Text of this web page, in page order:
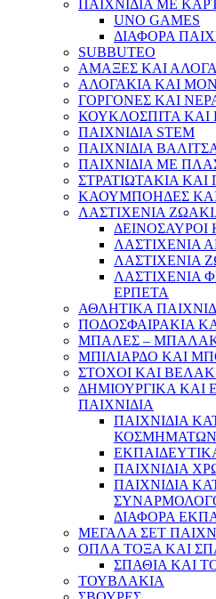
ΠΑΙΧΝΙΔΙΑ ΜΕ
UNO GAMES
ΔΙΑΦΟΡΑ
SUBBUTEO
ΑΜΑΞΕΣ ΚΑΙ ΑΛΟΓΑ
ΑΛΟΓΑΚΙΑ ΚΑΙ
ΓΟΡΓΟΝΕΣ ΚΑΙ
ΚΟΥΚΛΟΣΠΙΤΑ ΚΑΙ
ΠΑΙΧΝΙΔΙΑ STEM
ΠΑΙΧΝΙΔΙΑ
ΠΑΙΧΝΙΔΙΑ ΜΕ
ΣΤΡΑΤΙΩΤΑΚΙΑ ΚΑΙ
ΚΑΟΥΜΠΟΗΔΕΣ ΚΑΙ
ΛΑΣΤΙΧΕΝΙΑ
ΔΕΙΝΟΣΑΥΡΟΙ
ΛΑΣΤΙΧΕΝΙΑ
ΛΑΣΤΙΧΕΝΙΑ
ΛΑΣΤΙΧΕΝΙΑ
ΕΡΠΕΤΑ
ΑΘΛΗΤΙΚΑ
ΠΟΔΟΣΦΑΙΡΑΚΙΑ
ΜΠΑΛΕΣ –
ΜΠΙΛΙΑΡΔΟ ΚΑΙ
ΣΤΟΧΟΙ ΚΑΙ
ΔΗΜΙΟΥΡΓΙΚΑ ΚΑΙ
ΠΑΙΧΝΙΔΙΑ
ΠΑΙΧΝΙΔΙΑ
ΚΟΣΜΗΜΑΤΩΝ
ΠΑΙΧΝΙΔΙΑ
ΠΑΙΧΝΙΔΙΑ
ΔΙΑΦΟΡΑ
ΜΕΓΑΛΑ ΣΕΤ
ΟΠΛΑ ΤΟΞΑ ΚΑΙ
ΣΠΑΘΙΑ ΚΑΙ
ΤΟΥΒΛΑΚΙΑ